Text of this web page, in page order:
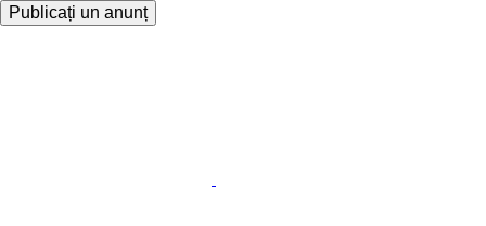
Publicați un anunț